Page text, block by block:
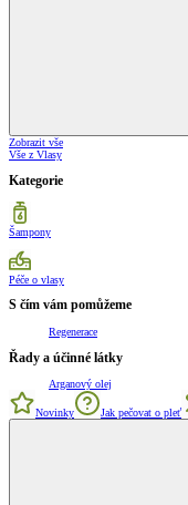
Zobrazit vše
Vše z Vlasy
Kategorie
Šampony
Péče o vlasy
S čím vám pomůžeme
Regenerace
Řady a účinné látky
Arganový olej
Novinky Jak pečovat o pleť